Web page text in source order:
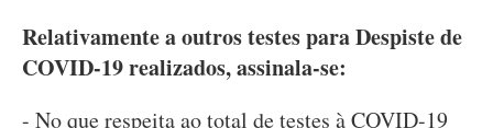
Relativamente a outros testes para Despiste de
COVID-19 realizados, assinala-se:
- No que respeita ao total de testes à COVID-19